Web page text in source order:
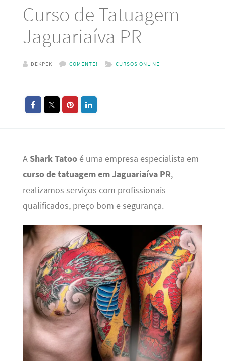
Curso de Tatuagem
Jaguariaíva PR
DEKPEK COMENTE! CURSOS ONLINE
A Shark Tatooé uma empresa especialista em
curso de tatuagem em Jaguariaíva PR,
realizamos serviços com profissionais
qualificados, preço bom e segurança.